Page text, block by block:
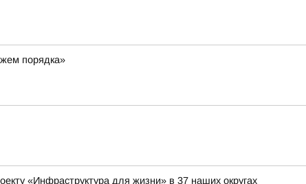
порядка»
«Инфраструктура для жизни» в 37 наших округах